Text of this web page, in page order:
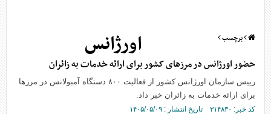
برچسب اورژانس
حضور اورژانس در مرزهای کشور برای ارائه خدمات به زائران
رییس سازمان اورژانس کشور از فعالیت ۸۰۰ دستگاه آمبولانس در مرزها
برای ارائه خدمات به زائران خبر داد.
کد خبر: ۳۱۴۸۳۰ تاریخ انتشار : ۱۴۰۵/۰۵/۰۹